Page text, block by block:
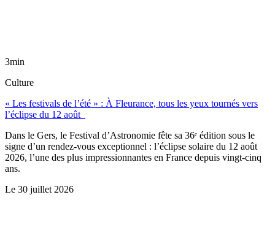
3min
Culture
« Les festivals de l’été » : À Fleurance, tous les yeux tournés vers
l’éclipse du 12 août
Dans le Gers, le Festival d’Astronomie fête sa 36ᵉ édition sous le
signe d’un rendez-vous exceptionnel : l’éclipse solaire du 12 août
2026, l’une des plus impressionnantes en France depuis vingt-cinq
ans.
Le 30 juillet 2026